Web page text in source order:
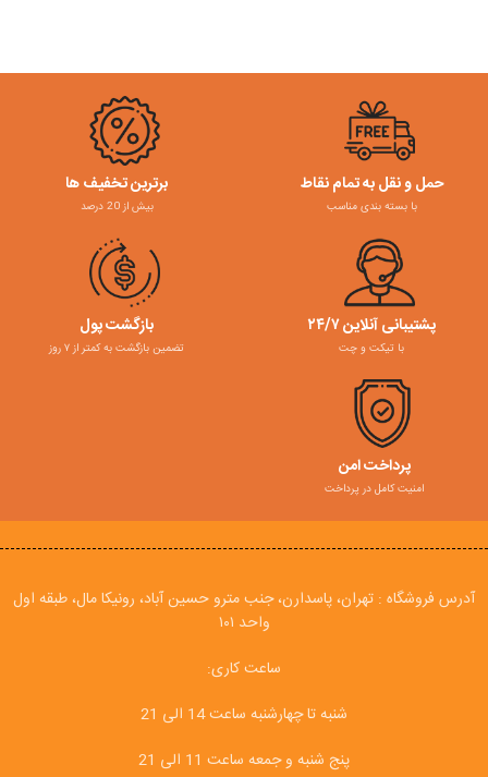
حمل و نقل به تمام نقاط
با بسته بندی مناسب
برترین تخفیف ها
بیش از 20 درصد
پشتیبانی آنلاین ۲۴/۷
با تیکت و چت
بازگشت پول
تضمین بازگشت به کمتر از ۷ روز
پرداخت امن
امنیت کامل در پرداخت
آدرس فروشگاه : تهران، پاسدارن، جنب مترو حسین آباد، رونیکا مال، طبقه اول
واحد ۱۰۱
ساعت کاری:
شنبه تا چهارشنبه ساعت 14 الی 21
پنج شنبه و جمعه ساعت 11 الی 21